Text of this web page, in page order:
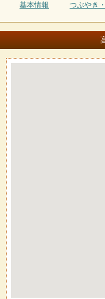
基本情報 つぶやき